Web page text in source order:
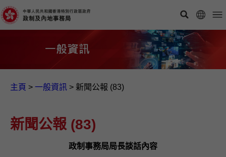
主頁 > 一般資訊​ > 新聞公報 (83)
新聞公報 (83)
政制事務局局長談話內容